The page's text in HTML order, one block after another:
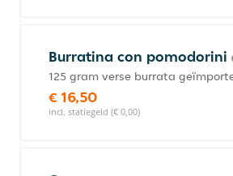
Burratina con pomodorini
125 gram verse burrata
€ 16,50
incl. statiegeld (€ 0,00)